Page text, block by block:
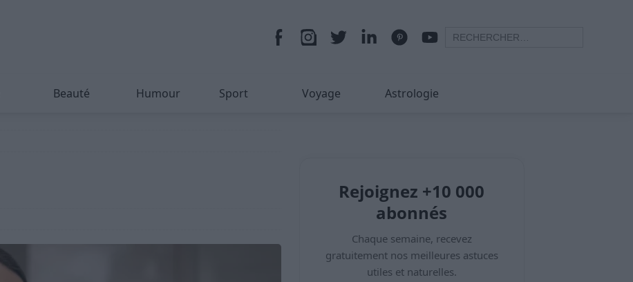
Beauté Humour Sport Voyage Astrologie
Rejoignez +10 000
abonnés
Chaque semaine, recevez
gratuitement nos meilleures astuces
utiles et naturelles.